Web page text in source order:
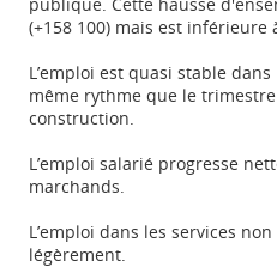
(+158 100) mais est inférieure
L’emploi est quasi stable
même rythme que le
construction.
L’emploi salarié progresse
marchands.
L’emploi dans les services
légèrement.